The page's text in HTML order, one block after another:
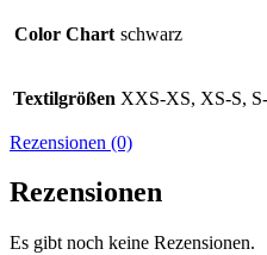
Color Chart schwarz
Textilgrößen XXS-XS, XS-S,
Rezensionen (0)
Rezensionen
Es gibt noch keine Rezensionen.